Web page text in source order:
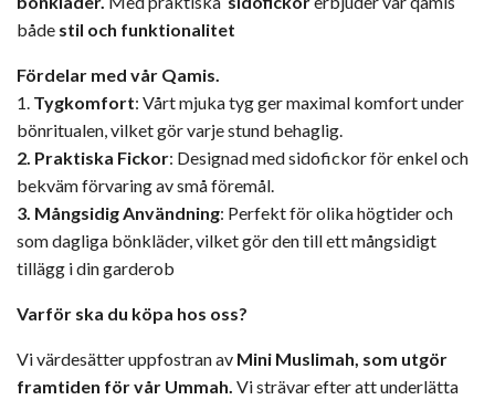
både stil och funktionalitet
Fördelar med vår Qamis.
1. Tygkomfort: Vårt mjuka tyg ger maximal komfort under
bönritualen, vilket gör varje stund behaglig.
2. Praktiska Fickor: Designad med sidofickor för enkel och
bekväm förvaring av små föremål.
3. Mångsidig Användning: Perfekt för olika högtider och
som dagliga bönkläder, vilket gör den till ett mångsidigt
tillägg i din garderob
Varför ska du köpa hos oss?
Vi värdesätter uppfostran av Mini Muslimah, som utgör
framtiden för vår Ummah. Vi strävar efter att underlätta